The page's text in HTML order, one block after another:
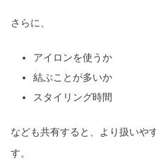
さらに、
アイロンを使うか
結ぶことが多いか
スタイリング時間
なども共有すると、より扱いや
す。